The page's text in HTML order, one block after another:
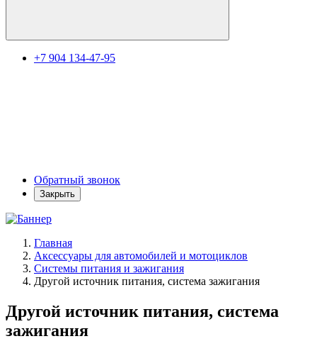
+7 904 134-47-95
Обратный звонок
Закрыть
Главная
Аксессуары для автомобилей и мотоциклов
Системы питания и зажигания
Другой источник питания, система зажигания
Другой источник питания, система
зажигания